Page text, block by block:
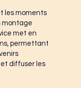
les moments
montage
met en
permettant
diffuser les